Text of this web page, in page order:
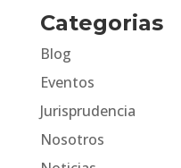
Categorias
Blog
Eventos
Jurisprudencia
Nosotros